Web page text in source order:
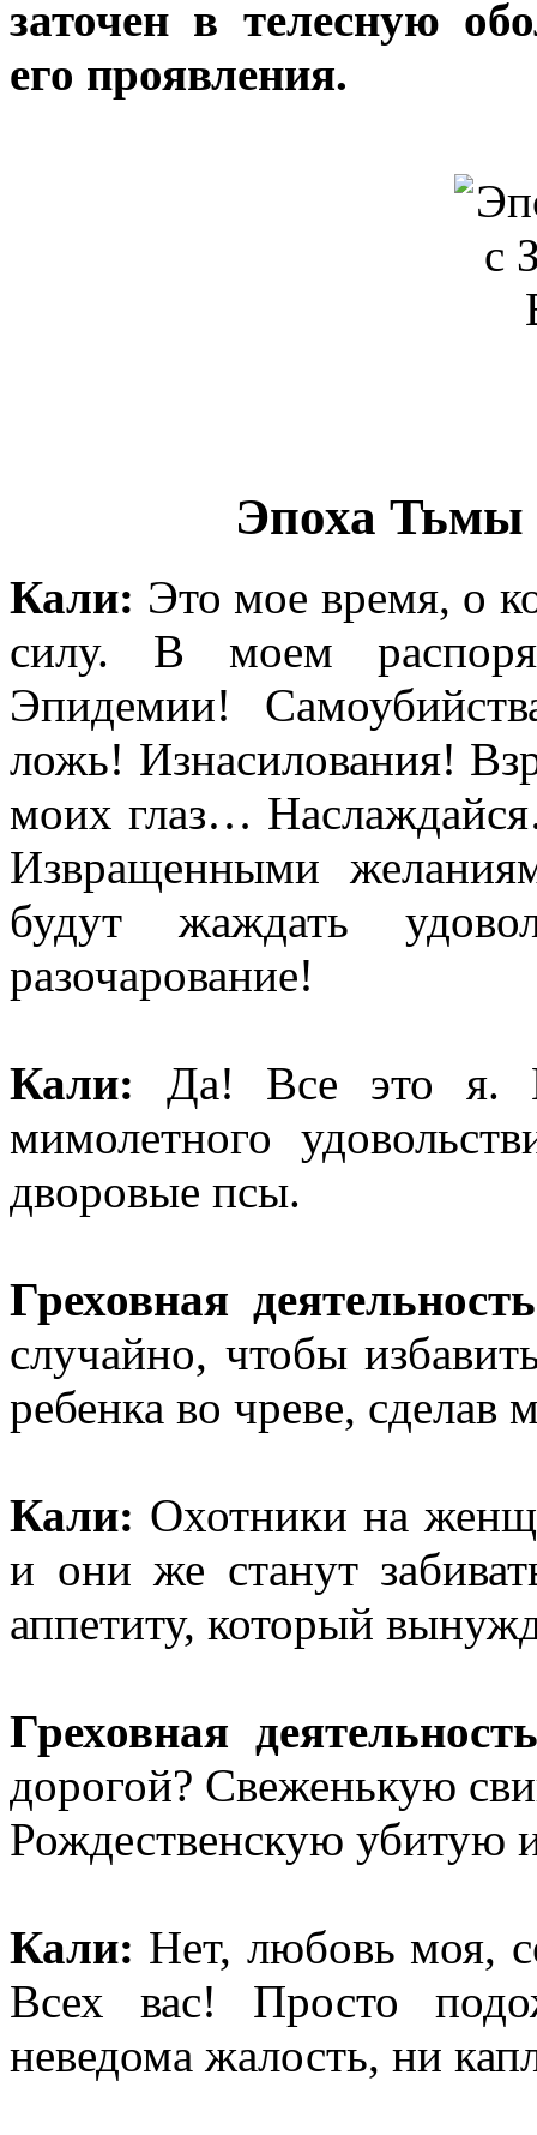
заточен в телесную
его проявления.
Эпоха Тьмы
Кали: Это мое время, о
силу. В моем
Эпидемии!
ложь! Изнасилования!
моих глаз…
Извращенными
будут жаждать
разочарование!
Кали: Да! Все это я.
мимолетного
дворовые псы.
Греховная
случайно, чтобы
ребенка во чреве,
Кали: Охотники на
и они же станут
аппетиту, который
Греховная
дорогой? Свеженькую
Рождественскую убитую
Кали: Нет, любовь моя,
Всех вас! Просто
неведома жалость, ни